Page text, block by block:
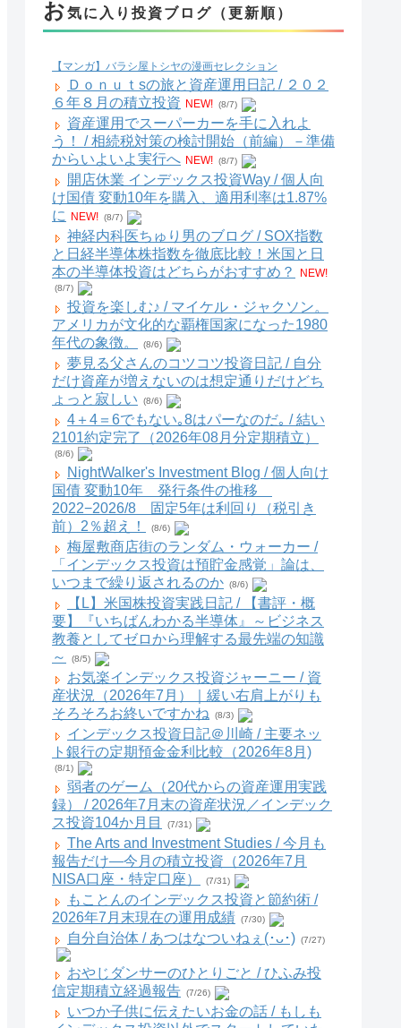
お気に入り投資ブログ（更新順）
【マンガ】バラシ屋トシヤの漫画セレクション
Ｄｏｎｕｔsの旅と資産運用日記 / ２０２
６年８月の積立投資 NEW! (8/7)
資産運用でスーパーカーを手に入れよ
う！ / 相続税対策の検討開始（前編）－準備
からいよいよ実行へ NEW! (8/7)
開店休業 インデックス投資Way / 個人向
け国債 変動10年を購入、適用利率は1.87%
に
NEW! (8/7)
神経内科医ちゅり男のブログ / SOX指数
と日経半導体株指数を徹底比較！米国と日
本の半導体投資はどちらがおすすめ？
NEW!
(8/7)
投資を楽しむ♪ / マイケル・ジャクソン。
アメリカが文化的な覇権国家になった1980
年代の象徴。
(8/6)
夢見る父さんのコツコツ投資日記 / 自分
だけ資産が増えないのは想定通りだけどち
ょっと寂しい
(8/6)
4＋4＝6でもない｡8はパーなのだ｡ / 結い
2101約定完了（2026年08月分定期積立）
(8/6)
NightWalker's Investment Blog / 個人向け
国債 変動10年 発行条件の推移
2022−2026/8 固定5年は利回り（税引き
前）2％超え！
(8/6)
梅屋敷商店街のランダム・ウォーカー /
「インデックス投資は預貯金感覚」論は、
いつまで繰り返されるのか (8/6)
【L】米国株投資実践日記 / 【書評・概
要】『いちばんわかる半導体』～ビジネス
教養としてゼロから理解する最先端の知識
～
(8/5)
お気楽インデックス投資ジャーニー / 資
産状況（2026年7月）｜緩い右肩上がりも
そろそろお終いですかね
(8/3)
インデックス投資日記＠川崎 / 主要ネッ
ト銀行の定期預金金利比較（2026年8月)
(8/1)
弱者のゲーム（20代からの資産運用実践
録） / 2026年7月末の資産状況／インデック
ス投資104か月目
(7/31)
The Arts and Investment Studies / 今月も
報告だけ―今月の積立投資（2026年7月
NISA口座・特定口座）
(7/31)
もことんのインデックス投資と節約術 /
2026年7月末現在の運用成績 (7/30)
自分自治体 / あつはなついねぇ(･ᴗ･) (7/27)
おやじダンサーのひとりごと / ひふみ投
信定期積立経過報告 (7/26)
いつか子供に伝えたいお金の話 / もしも